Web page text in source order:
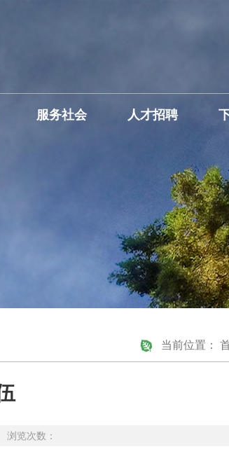
服务社会 人才招聘
当前位置：
览次数：